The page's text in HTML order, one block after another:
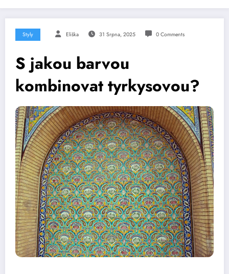
Styly Eliška 31 Srpna, 2025 0 Comments
S jakou barvou
kombinovat tyrkysovou?